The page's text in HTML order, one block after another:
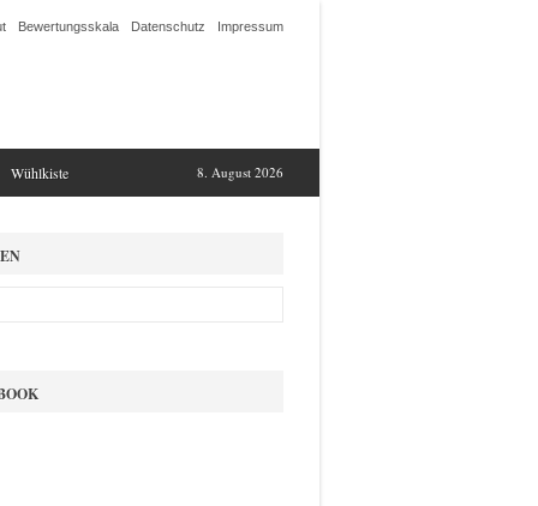
Bewertungsskala Datenschutz Impressum
8. August 2026
Wühlkiste